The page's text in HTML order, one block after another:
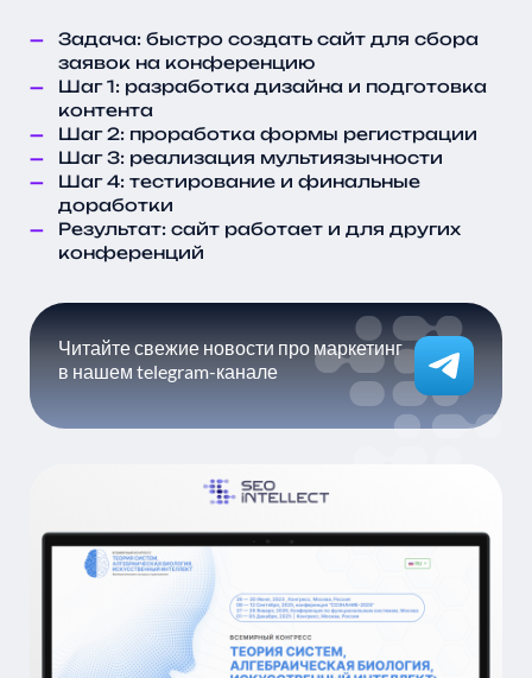
Задача: быстро создать сайт для сбора
заявок на конференцию
Шаг 1: разработка дизайна и подготовка
контента
Шаг 2: проработка формы регистрации
Шаг 3: реализация мультиязычности
Шаг 4: тестирование и финальные
доработки
Результат: сайт работает и для других
конференций
Читайте свежие новости про маркетинг
в нашем telegram-канале